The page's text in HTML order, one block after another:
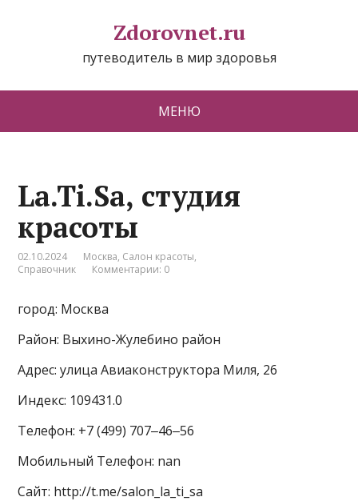
Zdorovnet.ru
путеводитель в мир здоровья
МЕНЮ
La.Ti.Sa, студия
красоты
02.10.2024 Москва, Салон красоты,
Справочник
Комментарии: 0
город: Москва
Район: Выхино-Жулебино район
Адрес: улица Авиаконструктора Миля, 26
Индекс: 109431.0
Телефон: +7 (499) 707‒46‒56
Мобильный Телефон: nan
Сайт: http://t.me/salon_la_ti_sa